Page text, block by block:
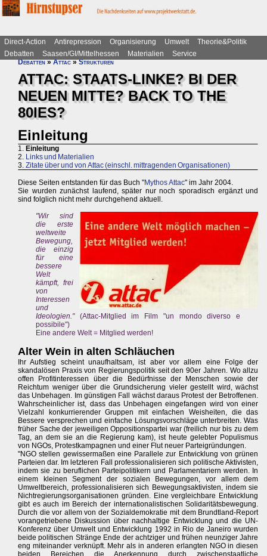
Direct-Action Antirepression Organisierung Umwelt
Theorie&Politik
Debatten
Saasen/GI/Mittelhessen Materialien
Service
Debatten»Attac»Strukturen
ATTAC: STAATS-LINKE? BI DER
NEUEN MITTE? BACK TO THE
80IES?
Einleitung
1. Einleitung
2. Links und Materialien
3. Zitate über und von Attac (einschl. mittragenden Organisationen)
Diese Seiten entstanden für das Buch "Mythos Attac" im Jahr 2004.
Sie wurden zunächst laufend, später nur noch sporadisch ergänzt und
sind folglich nicht mehr durchgehend aktuell.
"Wir sind
die erste
weltweite
Bewegung,
die einzig
für eine
bessere
Welt
kämpft, frei
von
Interessen
und
Ideologien."(Attac-Mitglied im Film "un mondo diverso e
possibile")
Eine andere Welt = Mitglied werden!
Alter Wein in alten Schläuchen
Ihr Aufstieg scheint unaufhaltsam, ist aber vor allem eine Folge der
skandalösen Praxis von Regierungspolitik seit den 90er Jahren. Wo allzu
offen Profitinteressen über die Bedürfnisse der Menschen sowie der
Reichtum weniger über die Grundsicherung vieler gestellt wird, wächst
das Unbehagen. Im günstigen Fall wächst daraus Protest der Betroffenen.
Wahrscheinlicher ist, dass das Unbehagen eingefangen wird von einer
Vielzahl konkurrierender Gruppen mit einfachen Weisheiten, die das
Bessere versprechen und einfache Lösungsvorschläge unterbreiten. Was
früher Sache der jeweiligen Oppositionspartei war (freilich nur bis zu dem
Tag, an dem sie an die Regierung kam), ist heute gelebter Populismus
von NGOs, Protestkampagnen und einer Flut neuer Parteigründungen.
"NGO stellen gewissermaßen eine Parallele zur Entwicklung von grünen
Parteien dar. Im letzteren Fall professionalisieren sich politische Aktivisten,
indem sie zu beruflichen Parteipolitikern und Parlamentariern werden. In
einem kleinen Segment der sozialen Bewegungen, vor allem dem
Umweltbereich, professionalisieren sich Bewegungsaktivisten, indem sie
Nichtregierungsorganisationen gründen. Eine vergleichbare Entwicklung
gibt es auch im Bereich der internationalistischen Solidaritätsbewegung.
Durch die vor allem von der Sozialdemokratie mit dem Brundtland-Report
vorangetriebene Diskussion über nachhaltige Entwicklung und die UN-
Konferenz über Umwelt und Entwicklung 1992 in Rio de Janeiro wurden
beide politischen Stränge Ende der achtziger und frühen neunziger Jahre
eng miteinander verknüpft. Mehr als in anderen erlangten NGO in diesen